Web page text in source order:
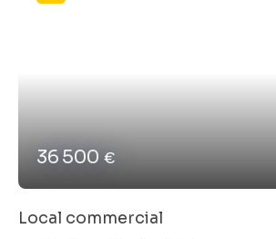
36 500 €
Local commercial